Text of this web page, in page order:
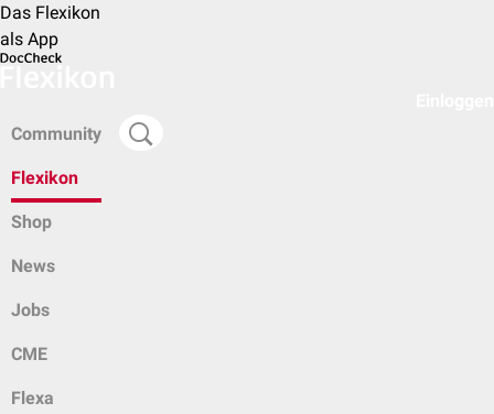
Das Flexikon
als App
Community
Flexikon
Shop
News
Jobs
CME
Flexa